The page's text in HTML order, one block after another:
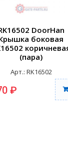
DoorHan
боковая
(пара)
Арт.: RK16502
₽